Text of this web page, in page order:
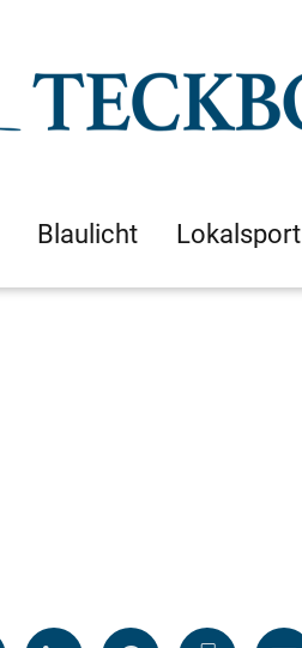
Blaulicht Lokalsport